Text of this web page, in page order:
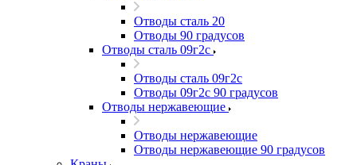
Отводы сталь 20
Отводы 90 градусов
Отводы сталь 09г2с
Отводы сталь 09г2с
Отводы 09г2с 90 градусов
Отводы нержавеющие
Отводы нержавеющие
Отводы нержавеющие 90 градусов